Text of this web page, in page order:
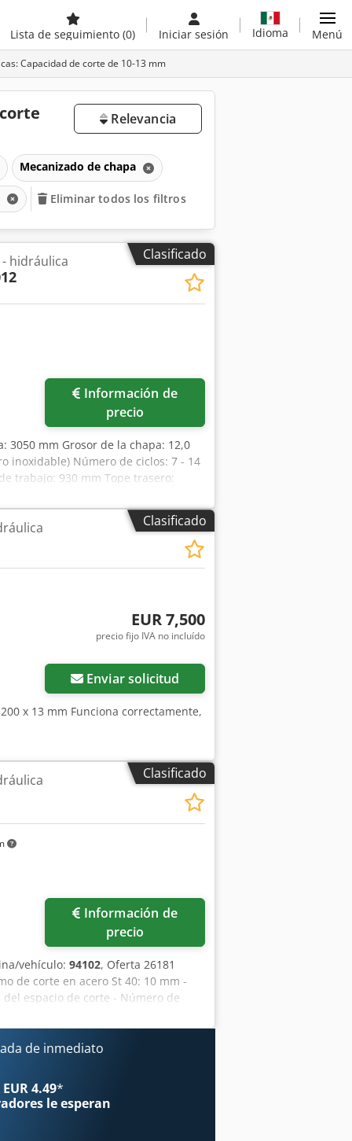
Lista de seguimiento (0) Iniciar sesión Idioma Menú
Capacidad de corte de 10-13 mm
Relevancia
Mecanizado de chapa
Eliminar todos los filtros
Clasificado
hidráulica
precio
3050 mm Grosor de la chapa: 12,0
inoxidable) Número de ciclos: 7 - 14
trabajo: 930 mm Tope trasero:
8500 kg Dimensiones (largo x
Buen estado / bien
guía de cremallera - Incluye
previo del tope trasero *
corte con indicador digital *
NC, con husillos de bolas - Ajuste
para los dedos en la parte
pedal de accionamiento de
Clasificado
EUR 7,500
precio fijo IVA no incluído
Enviar solicitud
x 13 mm Funciona correctamente,
Clasificado
precio
vehículo: 94102, Oferta 26181
de corte en acero St 40: 10 mm -
espacio de corte - Número de
mediante motor: 10 –
de corte y la longitud de corte: 7 –
770 mm - Espacio requerido:
- Peso: aproximadamente
- Iluminación de la línea de corte
de inmediato
4.49*
le esperan